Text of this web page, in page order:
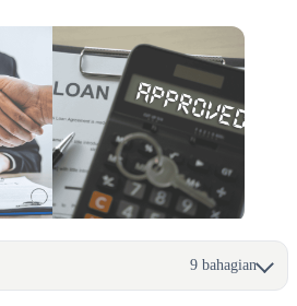
9 bahagian